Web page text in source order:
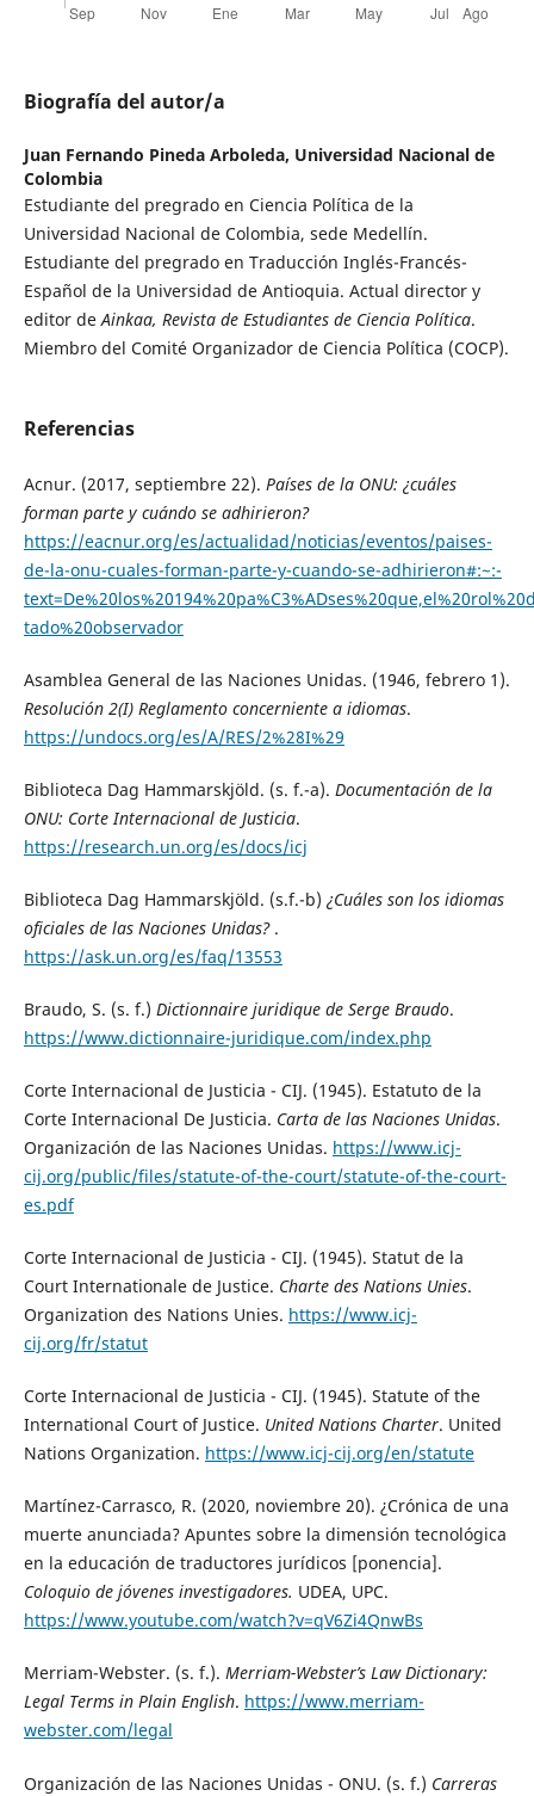
Biografía del autor/a
Juan Fernando Pineda Arboleda, Universidad Nacional de
Colombia
Estudiante del pregrado en Ciencia Política de la
Universidad Nacional de Colombia, sede Medellín.
Estudiante del pregrado en Traducción Inglés-Francés-
Español de la Universidad de Antioquia. Actual director y
editor deAinkaa, Revista de Estudiantes de Ciencia Política.
Miembro del Comité Organizador de Ciencia Política (COCP).
Referencias
Acnur. (2017, septiembre 22). Países de la ONU: ¿cuáles
forman parte y cuándo se adhirieron?
https://eacnur.org/es/actualidad/noticias/eventos/paises-
de-la-onu-cuales-forman-parte-y-cuando-se-adhirieron#:~:-
tado%20observador
Asamblea General de las Naciones Unidas. (1946, febrero 1).
Resolución 2(I) Reglamento concerniente a idiomas.
https://undocs.org/es/A/RES/2%28I%29
Biblioteca Dag Hammarskjöld. (s. f.-a). Documentación de la
ONU: Corte Internacional de Justicia.
https://research.un.org/es/docs/icj
Biblioteca Dag Hammarskjöld. (s.f.-b) ¿Cuáles son los idiomas
oficiales de las Naciones Unidas? .
https://ask.un.org/es/faq/13553
Braudo, S. (s. f.) Dictionnaire juridique de Serge Braudo.
https://www.dictionnaire-juridique.com/index.php
Corte Internacional de Justicia - CIJ. (1945). Estatuto de la
Corte Internacional De Justicia. Carta de las Naciones Unidas.
Organización de las Naciones Unidas. https://www.icj-
cij.org/public/files/statute-of-the-court/statute-of-the-court-
es.pdf
Corte Internacional de Justicia - CIJ. (1945). Statut de la
Court Internationale de Justice. Charte des Nations Unies.
Organization des Nations Unies. https://www.icj-
cij.org/fr/statut
Corte Internacional de Justicia - CIJ. (1945). Statute of the
International Court of Justice. United Nations Charter. United
Nations Organization. https://www.icj-cij.org/en/statute
Martínez-Carrasco, R. (2020, noviembre 20). ¿Crónica de una
muerte anunciada? Apuntes sobre la dimensión tecnológica
en la educación de traductores jurídicos [ponencia].
Coloquio de jóvenes investigadores. UDEA, UPC.
https://www.youtube.com/watch?v=qV6Zi4QnwBs
Merriam-Webster. (s. f.). Merriam-Webster’s Law Dictionary:
Legal Terms in Plain English. https://www.merriam-
webster.com/legal
Organización de las Naciones Unidas - ONU. (s. f.) Carreras